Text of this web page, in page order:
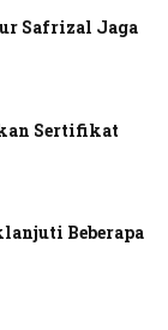
Safrizal Jaga
Sertifikat
Beberapa